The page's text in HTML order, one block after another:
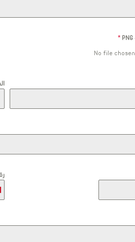
*
No file chosen